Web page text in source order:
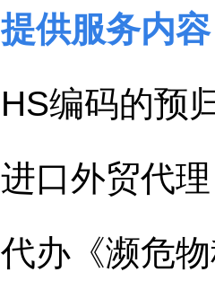
提供服务内
HS编码的预
进口外贸代理
代办《濒危